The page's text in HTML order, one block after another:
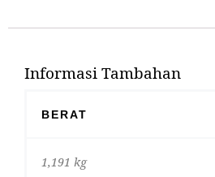
Informasi Tambahan
BERAT
1,191 kg